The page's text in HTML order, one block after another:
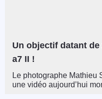
Un objectif datant
a7 II !
Le photographe Mathieu
une vidéo aujourd’hui